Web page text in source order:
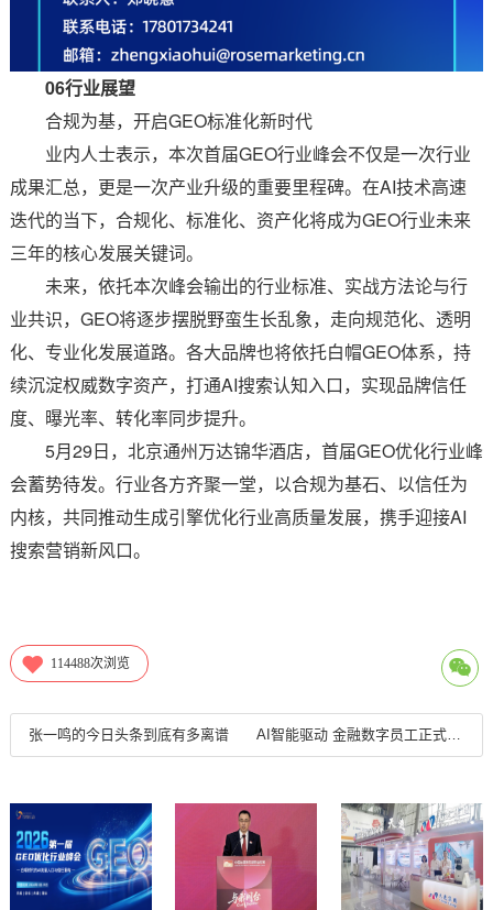
06行业展望
合规为基，开启GEO标准化新时代
业内人士表示，本次首届GEO行业峰会不仅是一次行业
成果汇总，更是一次产业升级的重要里程碑。在AI技术高速
迭代的当下，合规化、标准化、资产化将成为GEO行业未来
三年的核心发展关键词。
未来，依托本次峰会输出的行业标准、实战方法论与行
业共识，GEO将逐步摆脱野蛮生长乱象，走向规范化、透明
化、专业化发展道路。各大品牌也将依托白帽GEO体系，持
续沉淀权威数字资产，打通AI搜索认知入口，实现品牌信任
度、曝光率、转化率同步提升。
5月29日，北京通州万达锦华酒店，首届GEO优化行业峰
会蓄势待发。行业各方齐聚一堂，以合规为基石、以信任为
内核，共同推动生成引擎优化行业高质量发展，携手迎接AI
搜索营销新风口。
114488次浏览
张一鸣的今日头条到底有多离谱 AI智能驱动 金融数字员工正式上岗 ——醒云智能全球首发WakeAI 2.0平台